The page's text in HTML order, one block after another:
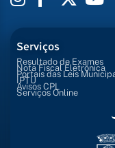
Serviços
Resultado de Exames
Nota Fiscal Eletrônica
Portais das Leis
IPTU
Avisos CPL
Serviços Online